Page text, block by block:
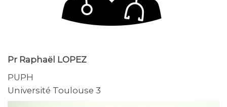
Pr Raphaël LOPEZ
PUPH
Université Toulouse 3